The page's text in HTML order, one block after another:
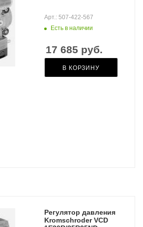
Есть в наличии
Арт.: 507-422-567
17 685 руб.
В КОРЗИНУ
Регулятор давления
Kromschroder VCD